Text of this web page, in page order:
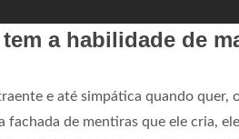
a habilidade de
e até simpática quando quer,
fachada de mentiras que ele cria,